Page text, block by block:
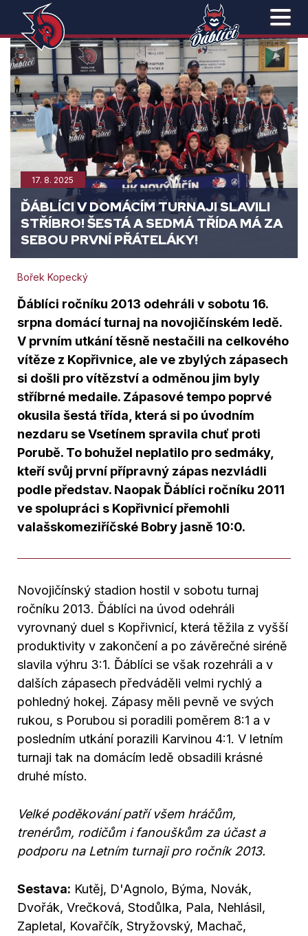
17. 8. 2025
ĎÁBLÍCI V DOMÁCÍM TURNAJI SLAVILI
STŘÍBRO! ŠESTÁ A SEDMÁ TŘÍDA MÁ ZA
SEBOU PRVNÍ PŘÁTELÁKY!
Bořek Kopecký
Ďáblíci ročníku 2013 odehráli v sobotu 16.
srpna domácí turnaj na novojičínském ledě.
V prvním utkání těsně nestačili na celkového
vítěze z Kopřivnice, ale ve zbylých zápasech
si došli pro vítězství a odměnou jim byly
stříbrné medaile. Zápasové tempo poprvé
okusila šestá třída, která si po úvodním
nezdaru se Vsetínem spravila chuť proti
Porubě. To bohužel neplatilo pro sedmáky,
kteří svůj první přípravný zápas nezvládli
podle představ. Naopak Ďáblíci ročníku 2011
ve spolupráci s Kopřivnicí přemohli
valašskomeziříčské Bobry jasně 10:0.
Novojičínský stadion hostil v sobotu turnaj
ročníku 2013. Ďáblíci na úvod odehráli
vyrovnaný duel s Kopřivnicí, která těžila z vyšší
produktivity v zakončení a po závěrečné siréně
slavila výhru 3:1. Ďáblíci se však rozehráli a v
dalších zápasech předváděli velmi rychlý a
pohledný hokej. Zápasy měli pevně ve svých
rukou, s Porubou si poradili poměrem 8:1 a v
posledním utkání porazili Karvinou 4:1. V letním
turnaji tak na domácím ledě obsadili krásné
druhé místo.
Velké poděkování patří všem hráčům,
trenérům, rodičům i fanouškům za účast a
podporu na Letním turnaji pro ročník 2013.
Sestava: Kutěj, D'Agnolo, Býma, Novák,
Dvořák, Vrečková, Stodůlka, Pala, Nehlásil,
Zapletal, Kovařčík, Stryžovský, Machač,